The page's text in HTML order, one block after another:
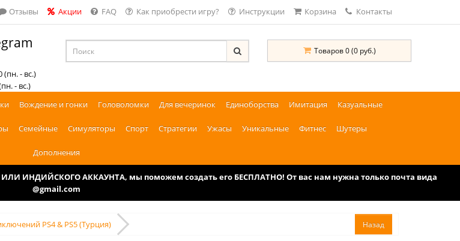
Отзывы Акции FAQ Как приобрести игру? Инструкции Корзина Контакты
(пн. - вс.)
- вс.)
Товаров 0 (0 руб.)
Вождение и гонки Головоломки Для вечеринок Единоборства Имитация Казуальные
Семейные Симуляторы Спорт Стратегии Ужасы Уникальные Фитнес Шутеры
Дополнения
ИНДИЙСКОГО АККАУНТА, мы поможем создать его БЕСПЛАТНО! От вас нам нужна только почта вида
@gmail.com
PS4 & PS5 (Турция)